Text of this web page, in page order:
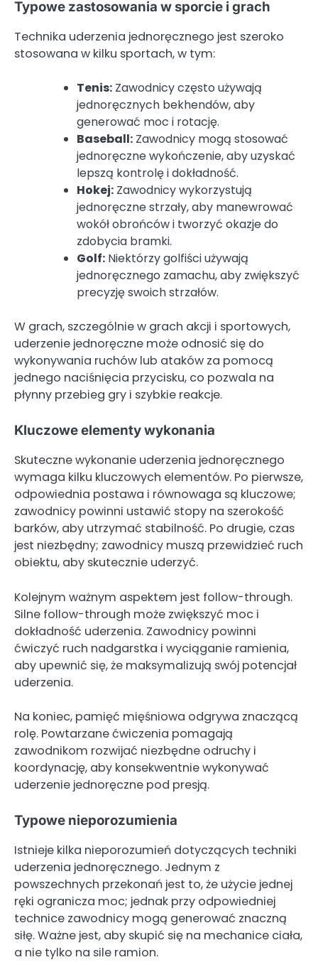
Typowe zastosowania w sporcie i grach
Technika uderzenia jednoręcznego jest szeroko
stosowana w kilku sportach, w tym:
Tenis: Zawodnicy często używają
jednoręcznych bekhendów, aby
generować moc i rotację.
Baseball: Zawodnicy mogą stosować
jednoręczne wykończenie, aby uzyskać
lepszą kontrolę i dokładność.
Hokej: Zawodnicy wykorzystują
jednoręczne strzały, aby manewrować
wokół obrońców i tworzyć okazje do
zdobycia bramki.
Golf: Niektórzy golfiści używają
jednoręcznego zamachu, aby zwiększyć
precyzję swoich strzałów.
W grach, szczególnie w grach akcji i sportowych,
uderzenie jednoręczne może odnosić się do
wykonywania ruchów lub ataków za pomocą
jednego naciśnięcia przycisku, co pozwala na
płynny przebieg gry i szybkie reakcje.
Kluczowe elementy wykonania
Skuteczne wykonanie uderzenia jednoręcznego
wymaga kilku kluczowych elementów. Po pierwsze,
odpowiednia postawa i równowaga są kluczowe;
zawodnicy powinni ustawić stopy na szerokość
barków, aby utrzymać stabilność. Po drugie, czas
jest niezbędny; zawodnicy muszą przewidzieć ruch
obiektu, aby skutecznie uderzyć.
Kolejnym ważnym aspektem jest follow-through.
Silne follow-through może zwiększyć moc i
dokładność uderzenia. Zawodnicy powinni
ćwiczyć ruch nadgarstka i wyciąganie ramienia,
aby upewnić się, że maksymalizują swój potencjał
uderzenia.
Na koniec, pamięć mięśniowa odgrywa znaczącą
rolę. Powtarzane ćwiczenia pomagają
zawodnikom rozwijać niezbędne odruchy i
koordynację, aby konsekwentnie wykonywać
uderzenie jednoręczne pod presją.
Typowe nieporozumienia
Istnieje kilka nieporozumień dotyczących techniki
uderzenia jednoręcznego. Jednym z
powszechnych przekonań jest to, że użycie jednej
ręki ogranicza moc; jednak przy odpowiedniej
technice zawodnicy mogą generować znaczną
siłę. Ważne jest, aby skupić się na mechanice ciała,
a nie tylko na sile ramion.